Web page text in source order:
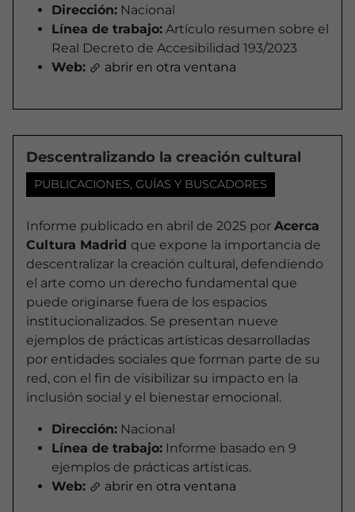
Dirección: Nacional
Línea de trabajo: Artículo resumen sobre el
Real Decreto de Accesibilidad 193/2023
Web:
abrir en otra ventana
Descentralizando la creación cultural
PUBLICACIONES, GUÍAS Y BUSCADORES
Informe publicado en abril de 2025 por Acerca
Cultura Madrid que expone la importancia de
descentralizar la creación cultural, defendiendo
el arte como un derecho fundamental que
puede originarse fuera de los espacios
institucionalizados. Se presentan nueve
ejemplos de prácticas artísticas desarrolladas
por entidades sociales que forman parte de su
red, con el fin de visibilizar su impacto en la
inclusión social y el bienestar emocional.
Dirección: Nacional
Línea de trabajo: Informe basado en 9
ejemplos de prácticas artísticas.
Web:
abrir en otra ventana